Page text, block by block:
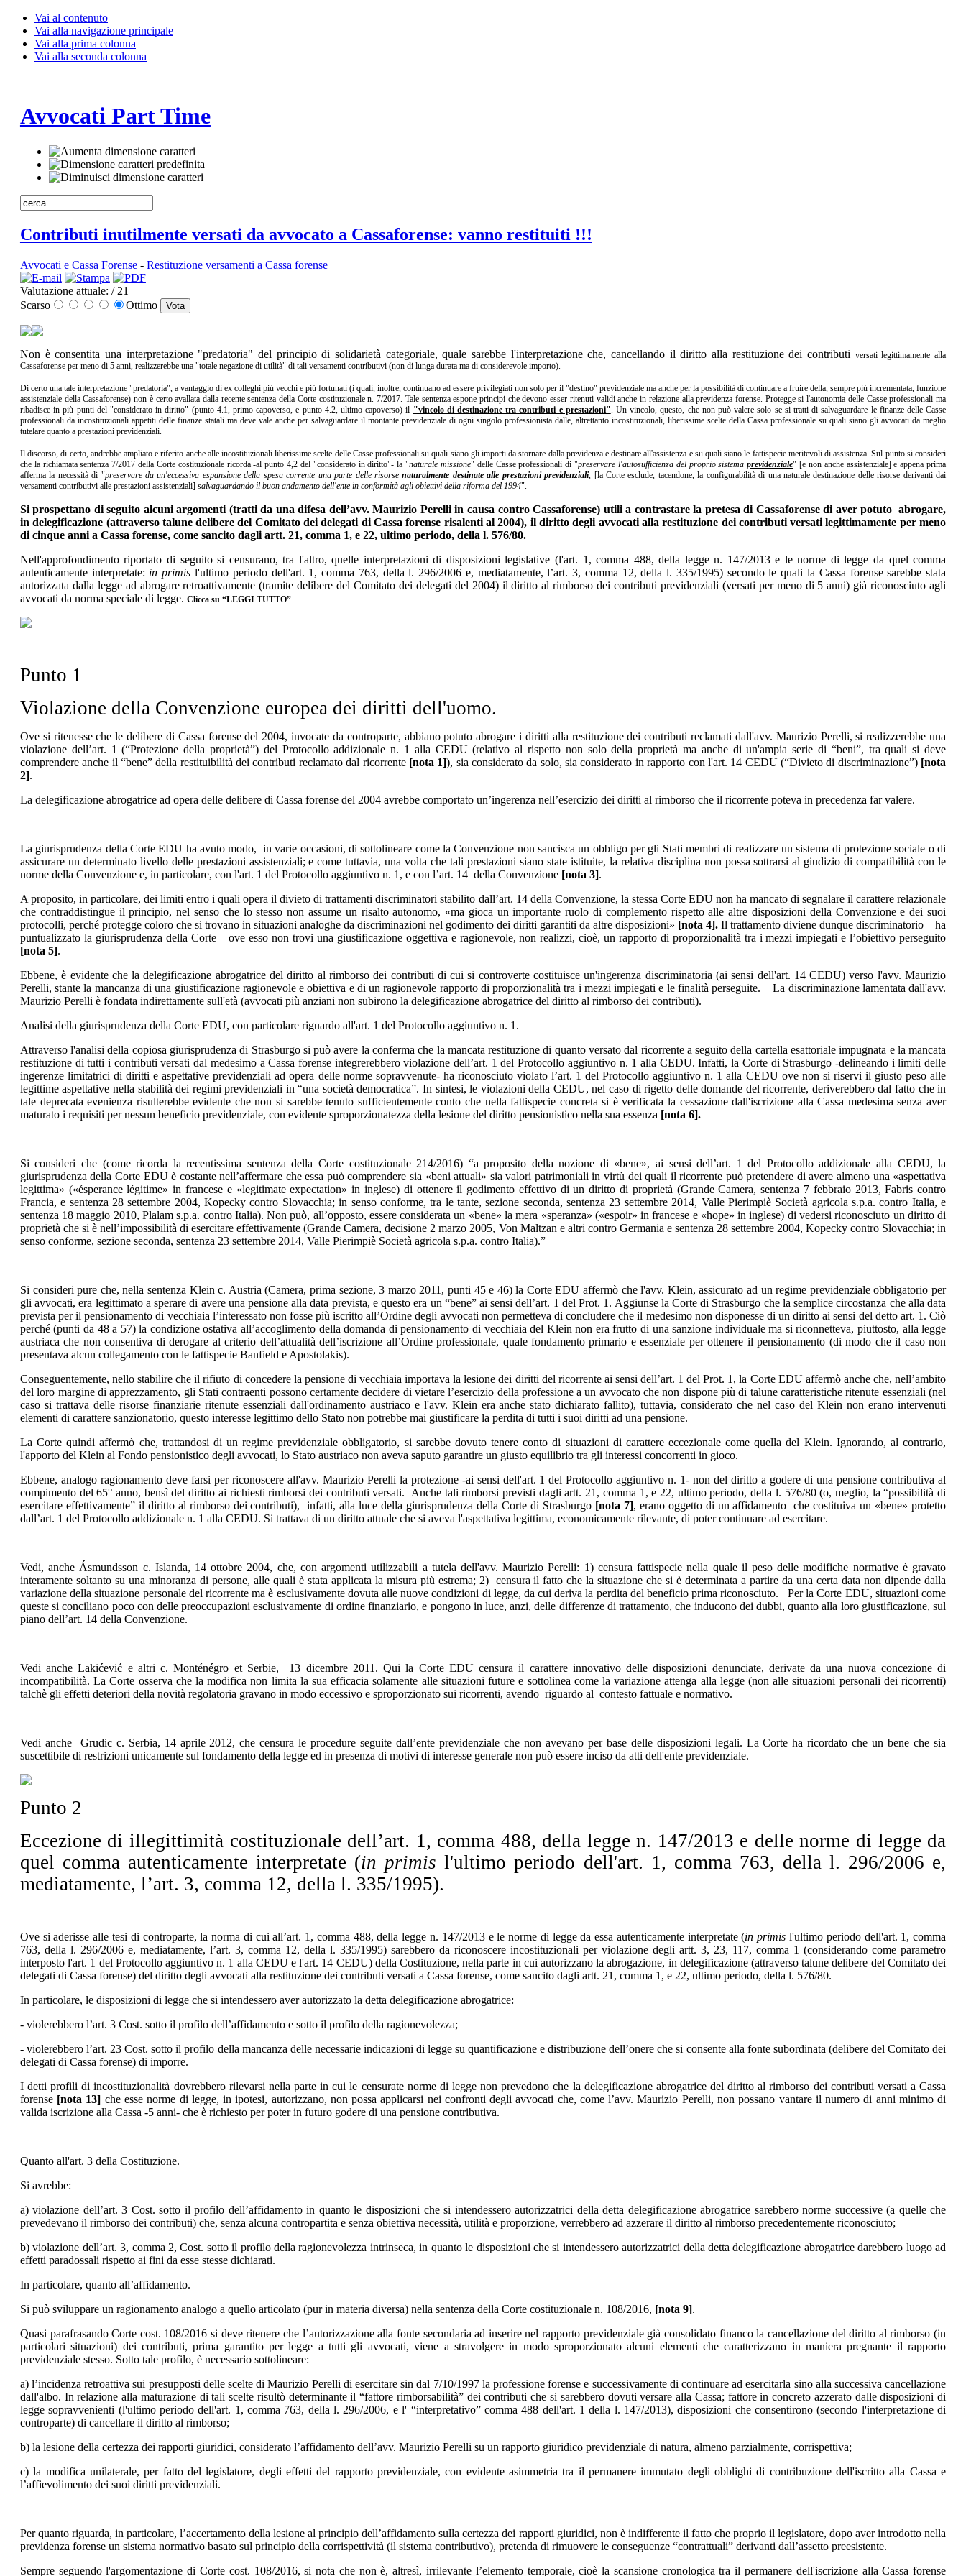
Vai al contenuto
Vai alla navigazione principale
Vai alla prima colonna
Vai alla seconda colonna
Avvocati Part Time
Contributi inutilmente versati da avvocato a Cassaforense: vanno restituiti !!!
Avvocati e Cassa Forense - Restituzione versamenti a Cassa forense
Valutazione attuale: / 21
Scarso
Ottimo
Non è consentita una interpretazione "predatoria" del principio di solidarietà categoriale, quale sarebbe l'interpretazione che, cancellando il diritto alla restituzione dei contributi versati legittimamente alla
Cassaforense per meno di 5 anni, realizzerebbe una "totale negazione di utilità" di tali versamenti contributivi (non di lunga durata ma di considerevole importo).
Di certo una tale interpretazione "predatoria", a vantaggio di ex colleghi più vecchi e più fortunati (i quali, inoltre, continuano ad essere privilegiati non solo per il "destino" previdenziale ma anche per la possibilità di continuare a fruire della, sempre più incrementata, funzione
assistenziale della Cassaforense) non è certo avallata dalla recente sentenza della Corte costituzionale n. 7/2017. Tale sentenza espone principi che devono esser ritenuti validi anche in relazione alla previdenza forense. Protegge si l'autonomia delle Casse professionali ma
ribadisce in più punti del "considerato in diritto" (punto 4.1, primo capoverso, e punto 4.2, ultimo capoverso) il "vincolo di destinazione tra contributi e prestazioni" . Un vincolo, questo, che non può valere solo se si tratti di salvaguardare le finanze delle Casse
professionali da incostituzionali appetiti delle finanze statali ma deve vale anche per salvaguardare il montante previdenziale di ogni singolo professionista dalle, altrettanto incostituzionali, liberissime scelte della Cassa professionale su quali siano gli avvocati da meglio
tutelare quanto a prestazioni previdenziali.
Il discorso, di certo, andrebbe ampliato e riferito anche alle incostituzionali liberissime scelte delle Casse professionali su quali siano gli importi da stornare dalla previdenza e destinare all'assistenza e su quali siano le fattispecie meritevoli di assistenza. Sul punto si consideri
che la richiamata sentenza 7/2017 della Corte costituzionale ricorda -al punto 4,2 del "considerato in diritto"- la "naturale missione" delle Casse professionali di "preservare l'autosufficienza del proprio sistemaprevidenziale" [e non anche assistenziale] e appena prima
afferma la necessità di "preservare da un'eccessiva espansione della spesa corrente una parte delle risorsenaturalmente destinate alle prestazioniprevidenziali, [la Corte esclude, tacendone, la configurabilità di una naturale destinazione delle risorse derivanti dai
versamenti contributivi alle prestazioni assistenziali] salvaguardando il buon andamento dell'ente in conformità agli obiettivi della riforma del 1994".
Si prospettano di seguito alcuni argomenti (tratti da una difesa dell’avv. Maurizio Perelli in causa contro Cassaforense) utili a contrastare la pretesa di Cassaforense di aver potuto abrogare,
in delegificazione (attraverso talune delibere del Comitato dei delegati di Cassa forense risalenti al 2004), il diritto degli avvocati alla restituzione dei contributi versati legittimamente per meno
di cinque anni a Cassa forense, come sancito dagli artt. 21, comma 1, e 22, ultimo periodo, della l. 576/80.
Nell'approfondimento riportato di seguito si censurano, tra l'altro, quelle interpretazioni di disposizioni legislative (l'art. 1, comma 488, della legge n. 147/2013 e le norme di legge da quel comma
autenticamente interpretate: in primis l'ultimo periodo dell'art. 1, comma 763, della l. 296/2006 e, mediatamente, l’art. 3, comma 12, della l. 335/1995) secondo le quali la Cassa forense sarebbe stata
autorizzata dalla legge ad abrogare retroattivamente (tramite delibere del Comitato dei delegati del 2004) il diritto al rimborso dei contributi previdenziali (versati per meno di 5 anni) già riconosciuto agli
avvocati da norma speciale di legge. Clicca su “LEGGI TUTTO”...
Punto 1
Violazione della Convenzione europea dei diritti dell'uomo.
Ove si ritenesse che le delibere di Cassa forense del 2004, invocate da controparte, abbiano potuto abrogare i diritti alla restituzione dei contributi reclamati dall'avv. Maurizio Perelli, si realizzerebbe una
violazione dell’art. 1 (“Protezione della proprietà”) del Protocollo addizionale n. 1 alla CEDU (relativo al rispetto non solo della proprietà ma anche di un'ampia serie di “beni”, tra quali si deve
comprendere anche il “bene” della restituibilità dei contributi reclamato dal ricorrente [nota 1]), sia considerato da solo, sia considerato in rapporto con l'art. 14 CEDU (“Divieto di discriminazione”) [nota
2].
La delegificazione abrogatrice ad opera delle delibere di Cassa forense del 2004 avrebbe comportato un’ingerenza nell’esercizio dei diritti al rimborso che il ricorrente poteva in precedenza far valere.
La giurisprudenza della Corte EDU ha avuto modo, in varie occasioni, di sottolineare come la Convenzione non sancisca un obbligo per gli Stati membri di realizzare un sistema di protezione sociale o di
assicurare un determinato livello delle prestazioni assistenziali; e come tuttavia, una volta che tali prestazioni siano state istituite, la relativa disciplina non possa sottrarsi al giudizio di compatibilità con le
norme della Convenzione e, in particolare, con l'art. 1 del Protocollo aggiuntivo n. 1, e con l’art. 14 della Convenzione [nota 3].
A proposito, in particolare, dei limiti entro i quali opera il divieto di trattamenti discriminatori stabilito dall’art. 14 della Convenzione, la stessa Corte EDU non ha mancato di segnalare il carattere relazionale
che contraddistingue il principio, nel senso che lo stesso non assume un risalto autonomo, «ma gioca un importante ruolo di complemento rispetto alle altre disposizioni della Convenzione e dei suoi
protocolli, perché protegge coloro che si trovano in situazioni analoghe da discriminazioni nel godimento dei diritti garantiti da altre disposizioni» [nota 4]. Il trattamento diviene dunque discriminatorio – ha
puntualizzato la giurisprudenza della Corte – ove esso non trovi una giustificazione oggettiva e ragionevole, non realizzi, cioè, un rapporto di proporzionalità tra i mezzi impiegati e l’obiettivo perseguito
[nota 5].
Ebbene, è evidente che la delegificazione abrogatrice del diritto al rimborso dei contributi di cui si controverte costituisce un'ingerenza discriminatoria (ai sensi dell'art. 14 CEDU) verso l'avv. Maurizio
Perelli, stante la mancanza di una giustificazione ragionevole e obiettiva e di un ragionevole rapporto di proporzionalità tra i mezzi impiegati e le finalità perseguite. La discriminazione lamentata dall'avv.
Maurizio Perelli è fondata indirettamente sull'età (avvocati più anziani non subirono la delegificazione abrogatrice del diritto al rimborso dei contributi).
Analisi della giurisprudenza della Corte EDU, con particolare riguardo all'art. 1 del Protocollo aggiuntivo n. 1.
Attraverso l'analisi della copiosa giurisprudenza di Strasburgo si può avere la conferma che la mancata restituzione di quanto versato dal ricorrente a seguito della cartella esattoriale impugnata e la mancata
restituzione di tutti i contributi versati dal medesimo a Cassa forense integrerebbero violazione dell’art. 1 del Protocollo aggiuntivo n. 1 alla CEDU. Infatti, la Corte di Strasburgo -delineando i limiti delle
ingerenze limitatrici di diritti e aspettative previdenziali ad opera delle norme sopravvenute- ha riconosciuto violato l’art. 1 del Protocollo aggiuntivo n. 1 alla CEDU ove non si riservi il giusto peso alle
legittime aspettative nella stabilità dei regimi previdenziali in “una società democratica”. In sintesi, le violazioni della CEDU, nel caso di rigetto delle domande del ricorrente, deriverebbero dal fatto che in
tale deprecata evenienza risulterebbe evidente che non si sarebbe tenuto sufficientemente conto che nella fattispecie concreta si è verificata la cessazione dall'iscrizione alla Cassa medesima senza aver
maturato i requisiti per nessun beneficio previdenziale, con evidente sproporzionatezza della lesione del diritto pensionistico nella sua essenza [nota 6].
Si consideri che (come ricorda la recentissima sentenza della Corte costituzionale 214/2016) “a proposito della nozione di «bene», ai sensi dell’art. 1 del Protocollo addizionale alla CEDU, la
giurisprudenza della Corte EDU è costante nell’affermare che essa può comprendere sia «beni attuali» sia valori patrimoniali in virtù dei quali il ricorrente può pretendere di avere almeno una «aspettativa
legittima» («ésperance légitime» in francese e «legitimate expectation» in inglese) di ottenere il godimento effettivo di un diritto di proprietà (Grande Camera, sentenza 7 febbraio 2013, Fabris contro
Francia, e sentenza 28 settembre 2004, Kopecky contro Slovacchia; in senso conforme, tra le tante, sezione seconda, sentenza 23 settembre 2014, Valle Pierimpiè Società agricola s.p.a. contro Italia, e
sentenza 18 maggio 2010, Plalam s.p.a. contro Italia). Non può, all’opposto, essere considerata un «bene» la mera «speranza» («espoir» in francese e «hope» in inglese) di vedersi riconosciuto un diritto di
proprietà che si è nell’impossibilità di esercitare effettivamente (Grande Camera, decisione 2 marzo 2005, Von Maltzan e altri contro Germania e sentenza 28 settembre 2004, Kopecky contro Slovacchia; in
senso conforme, sezione seconda, sentenza 23 settembre 2014, Valle Pierimpiè Società agricola s.p.a. contro Italia).”
Si consideri pure che, nella sentenza Klein c. Austria (Camera, prima sezione, 3 marzo 2011, punti 45 e 46) la Corte EDU affermò che l'avv. Klein, assicurato ad un regime previdenziale obbligatorio per
gli avvocati, era legittimato a sperare di avere una pensione alla data prevista, e questo era un “bene” ai sensi dell’art. 1 del Prot. 1. Aggiunse la Corte di Strasburgo che la semplice circostanza che alla data
prevista per il pensionamento di vecchiaia l’interessato non fosse più iscritto all’Ordine degli avvocati non permetteva di concludere che il medesimo non disponesse di un diritto ai sensi del detto art. 1. Ciò
perché (punti da 48 a 57) la condizione ostativa all’accoglimento della domanda di pensionamento di vecchiaia del Klein non era frutto di una sanzione individuale ma si riconnetteva, piuttosto, alla legge
austriaca che non consentiva di derogare al criterio dell’attualità dell’iscrizione all’Ordine professionale, quale fondamento primario e essenziale per ottenere il pensionamento (di modo che il caso non
presentava alcun collegamento con le fattispecie Banfield e Apostolakis).
Conseguentemente, nello stabilire che il rifiuto di concedere la pensione di vecchiaia importava la lesione dei diritti del ricorrente ai sensi dell’art. 1 del Prot. 1, la Corte EDU affermò anche che, nell’ambito
del loro margine di apprezzamento, gli Stati contraenti possono certamente decidere di vietare l’esercizio della professione a un avvocato che non dispone più di talune caratteristiche ritenute essenziali (nel
caso si trattava delle risorse finanziarie ritenute essenziali dall'ordinamento austriaco e l'avv. Klein era anche stato dichiarato fallito), tuttavia, considerato che nel caso del Klein non erano intervenuti
elementi di carattere sanzionatorio, questo interesse legittimo dello Stato non potrebbe mai giustificare la perdita di tutti i suoi diritti ad una pensione.
La Corte quindi affermò che, trattandosi di un regime previdenziale obbligatorio, si sarebbe dovuto tenere conto di situazioni di carattere eccezionale come quella del Klein. Ignorando, al contrario,
l'apporto del Klein al Fondo pensionistico degli avvocati, lo Stato austriaco non aveva saputo garantire un giusto equilibrio tra gli interessi concorrenti in gioco.
Ebbene, analogo ragionamento deve farsi per riconoscere all'avv. Maurizio Perelli la protezione -ai sensi dell'art. 1 del Protocollo aggiuntivo n. 1- non del diritto a godere di una pensione contributiva al
compimento del 65° anno, bensì del diritto ai richiesti rimborsi dei contributi versati. Anche tali rimborsi previsti dagli artt. 21, comma 1, e 22, ultimo periodo, della l. 576/80 (o, meglio, la “possibilità di
esercitare effettivamente” il diritto al rimborso dei contributi), infatti, alla luce della giurisprudenza della Corte di Strasburgo [nota 7], erano oggetto di un affidamento che costituiva un «bene» protetto
dall’art. 1 del Protocollo addizionale n. 1 alla CEDU. Si trattava di un diritto attuale che si aveva l'aspettativa legittima, economicamente rilevante, di poter continuare ad esercitare.
Vedi, anche Ásmundsson c. Islanda, 14 ottobre 2004, che, con argomenti utilizzabili a tutela dell'avv. Maurizio Perelli: 1) censura fattispecie nella quale il peso delle modifiche normative è gravato
interamente soltanto su una minoranza di persone, alle quali è stata applicata la misura più estrema; 2) censura il fatto che la situazione che si è determinata a partire da una certa data non dipende dalla
variazione della situazione personale del ricorrente ma è esclusivamente dovuta alle nuove condizioni di legge, da cui deriva la perdita del beneficio prima riconosciuto. Per la Corte EDU, situazioni come
queste si conciliano poco con delle preoccupazioni esclusivamente di ordine finanziario, e pongono in luce, anzi, delle differenze di trattamento, che inducono dei dubbi, quanto alla loro giustificazione, sul
piano dell’art. 14 della Convenzione.
Vedi anche Lakićević e altri c. Monténégro et Serbie, 13 dicembre 2011. Qui la Corte EDU censura il carattere innovativo delle disposizioni denunciate, derivate da una nuova concezione di
incompatibilità. La Corte osserva che la modifica non limita la sua efficacia solamente alle situazioni future e sottolinea come la variazione attenga alla legge (non alle situazioni personali dei ricorrenti)
talchè gli effetti deteriori della novità regolatoria gravano in modo eccessivo e sproporzionato sui ricorrenti, avendo riguardo al contesto fattuale e normativo.
Vedi anche Grudic c. Serbia, 14 aprile 2012, che censura le procedure seguite dall’ente previdenziale che non avevano per base delle disposizioni legali. La Corte ha ricordato che un bene che sia
suscettibile di restrizioni unicamente sul fondamento della legge ed in presenza di motivi di interesse generale non può essere inciso da atti dell'ente previdenziale.
Punto 2
Eccezione di illegittimità costituzionale dell’art. 1, comma 488, della legge n. 147/2013 e delle norme di legge da
quel comma autenticamente interpretate (in primis l'ultimo periodo dell'art. 1, comma 763, della l. 296/2006 e,
mediatamente, l’art. 3, comma 12, della l. 335/1995).
Ove si aderisse alle tesi di controparte, la norma di cui all’art. 1, comma 488, della legge n. 147/2013 e le norme di legge da essa autenticamente interpretate (in primis l'ultimo periodo dell'art. 1, comma
763, della l. 296/2006 e, mediatamente, l’art. 3, comma 12, della l. 335/1995) sarebbero da riconoscere incostituzionali per violazione degli artt. 3, 23, 117, comma 1 (considerando come parametro
interposto l'art. 1 del Protocollo aggiuntivo n. 1 alla CEDU e l'art. 14 CEDU) della Costituzione, nella parte in cui autorizzano la abrogazione, in delegificazione (attraverso talune delibere del Comitato dei
delegati di Cassa forense) del diritto degli avvocati alla restituzione dei contributi versati a Cassa forense, come sancito dagli artt. 21, comma 1, e 22, ultimo periodo, della l. 576/80.
In particolare, le disposizioni di legge che si intendessero aver autorizzato la detta delegificazione abrogatrice:
- violerebbero l’art. 3 Cost. sotto il profilo dell’affidamento e sotto il profilo della ragionevolezza;
- violerebbero l’art. 23 Cost. sotto il profilo della mancanza delle necessarie indicazioni di legge su quantificazione e distribuzione dell’onere che si consente alla fonte subordinata (delibere del Comitato dei
delegati di Cassa forense) di imporre.
I detti profili di incostituzionalità dovrebbero rilevarsi nella parte in cui le censurate norme di legge non prevedono che la delegificazione abrogatrice del diritto al rimborso dei contributi versati a Cassa
forense [nota 13] che esse norme di legge, in ipotesi, autorizzano, non possa applicarsi nei confronti degli avvocati che, come l’avv. Maurizio Perelli, non possano vantare il numero di anni minimo di
valida iscrizione alla Cassa -5 anni- che è richiesto per poter in futuro godere di una pensione contributiva.
Quanto all'art. 3 della Costituzione.
Si avrebbe:
a) violazione dell’art. 3 Cost. sotto il profilo dell’affidamento in quanto le disposizioni che si intendessero autorizzatrici della detta delegificazione abrogatrice sarebbero norme successive (a quelle che
prevedevano il rimborso dei contributi) che, senza alcuna contropartita e senza obiettiva necessità, utilità e proporzione, verrebbero ad azzerare il diritto al rimborso precedentemente riconosciuto;
b) violazione dell’art. 3, comma 2, Cost. sotto il profilo della ragionevolezza intrinseca, in quanto le disposizioni che si intendessero autorizzatrici della detta delegificazione abrogatrice darebbero luogo ad
effetti paradossali rispetto ai fini da esse stesse dichiarati.
In particolare, quanto all’affidamento.
Si può sviluppare un ragionamento analogo a quello articolato (pur in materia diversa) nella sentenza della Corte costituzionale n. 108/2016, [nota 9].
Quasi parafrasando Corte cost. 108/2016 si deve ritenere che l’autorizzazione alla fonte secondaria ad inserire nel rapporto previdenziale già consolidato financo la cancellazione del diritto al rimborso (in
particolari situazioni) dei contributi, prima garantito per legge a tutti gli avvocati, viene a stravolgere in modo sproporzionato alcuni elementi che caratterizzano in maniera pregnante il rapporto
previdenziale stesso. Sotto tale profilo, è necessario sottolineare:
a) l’incidenza retroattiva sui presupposti delle scelte di Maurizio Perelli di esercitare sin dal 7/10/1997 la professione forense e successivamente di continuare ad esercitarla sino alla successiva cancellazione
dall'albo. In relazione alla maturazione di tali scelte risultò determinante il “fattore rimborsabilità” dei contributi che si sarebbero dovuti versare alla Cassa; fattore in concreto azzerato dalle disposizioni di
legge sopravvenienti (l'ultimo periodo dell'art. 1, comma 763, della l. 296/2006, e l' “interpretativo” comma 488 dell'art. 1 della l. 147/2013), disposizioni che consentirono (secondo l'interpretazione di
controparte) di cancellare il diritto al rimborso;
b) la lesione della certezza dei rapporti giuridici, considerato l’affidamento dell’avv. Maurizio Perelli su un rapporto giuridico previdenziale di natura, almeno parzialmente, corrispettiva;
c) la modifica unilaterale, per fatto del legislatore, degli effetti del rapporto previdenziale, con evidente asimmetria tra il permanere immutato degli obblighi di contribuzione dell'iscritto alla Cassa e
l’affievolimento dei suoi diritti previdenziali.
Per quanto riguarda, in particolare, l’accertamento della lesione al principio dell’affidamento sulla certezza dei rapporti giuridici, non è indifferente il fatto che proprio il legislatore, dopo aver introdotto nella
previdenza forense un sistema normativo basato sul principio della corrispettività (il sistema contributivo), pretenda di rimuovere le conseguenze “contrattuali” derivanti dall’assetto preesistente.
Sempre seguendo l'argomentazione di Corte cost. 108/2016, si nota che non è, altresì, irrilevante l’elemento temporale, cioè la scansione cronologica tra il permanere dell'iscrizione alla Cassa forense